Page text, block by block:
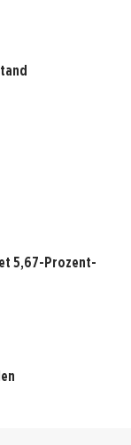
5,67-Prozent-